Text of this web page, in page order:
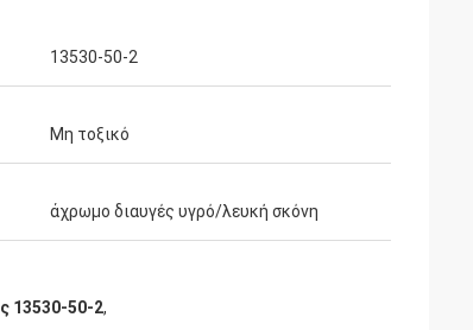
13530-50-2
Μη τοξικό
άχρωμο διαυγές υγρό/λευκή σκόνη
13530-50-2,